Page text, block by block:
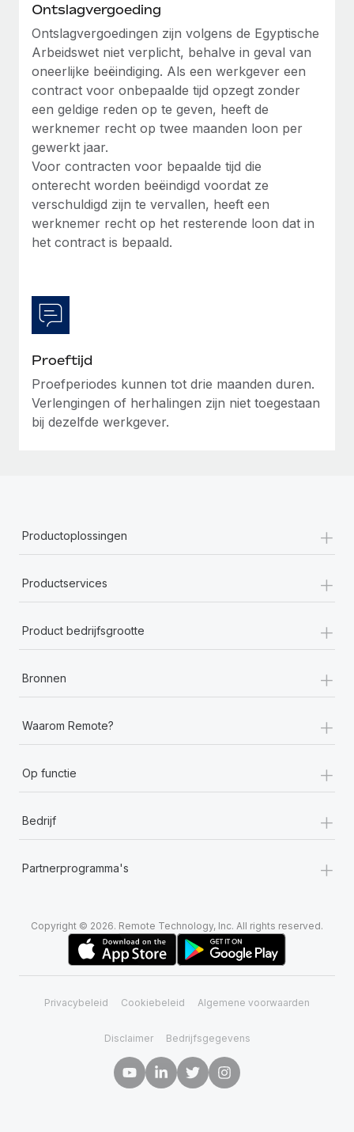
Meer informatie
Ontslagvergoeding
Ontslagvergoedingen zijn volgens de Egyptische
Arbeidswet niet verplicht, behalve in geval van
oneerlijke beëindiging. Als een werkgever een
contract voor onbepaalde tijd opzegt zonder
een geldige reden op te geven, heeft de
werknemer recht op twee maanden loon per
gewerkt jaar.
Voor contracten voor bepaalde tijd die
onterecht worden beëindigd voordat ze
verschuldigd zijn te vervallen, heeft een
werknemer recht op het resterende loon dat in
het contract is bepaald.
Proeftijd
Proefperiodes kunnen tot drie maanden duren.
Verlengingen of herhalingen zijn niet toegestaan
bij dezelfde werkgever.
Productoplossingen +
Productservices +
Product bedrijfsgrootte +
Bronnen +
Waarom Remote? +
Op functie +
Bedrijf +
Partnerprogramma's +
Copyright © 2026. Remote Technology, Inc. All rights reserved.
Privacybeleid Cookiebeleid Algemene voorwaarden
Disclaimer Bedrijfsgegevens